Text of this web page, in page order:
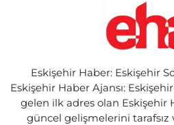
Eskişehir Haber: Eskişehir
Eskişehir Haber Ajansı:
gelen ilk adres olan Eskişehir
güncel gelişmelerini tarafsız